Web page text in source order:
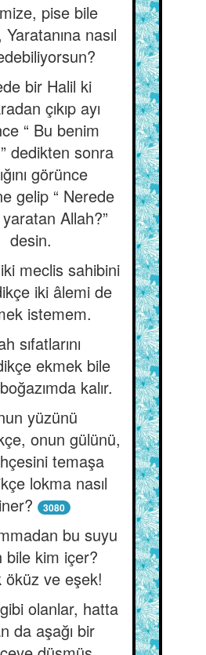
pise bile
Yaratanına nasıl
bir Halil ki
çıkıp ayı
“ Bu benim
dedikten sonra
görünce
gelip “ Nerede
yaratan Allah?”
desin.
meclis sahibini
iki âlemi de
istemem.
sıfatlarını
ekmek bile
kalır.
yüzünü
onun gülünü,
temaşa
lokma nasıl
3080
bu suyu
bile kim içer?
öküz ve eşek!
olanlar, hatta
da aşağı bir